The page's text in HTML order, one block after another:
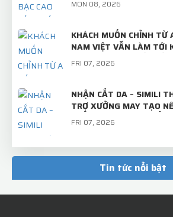
MON 08, 2026
KHÁCH MUỐN CHỈNH TỪ
NAM VIỆT VẪN LÀM TỚI
TRÂM CÀI ÁO THIẾT KẾ
FRI 07, 2026
NHẬN CẮT DA – SIMILI
TRỢ XƯỞNG MAY TẠO
PHẨM CHỈN CHU, CHUẨN
FRI 07, 2026
TẤM INOX BÌNH
LASER NAM VIỆT SẼ
CHUYÊN NGHIỆP CỦA
MON 07, 2026
Tin tức nổi bật